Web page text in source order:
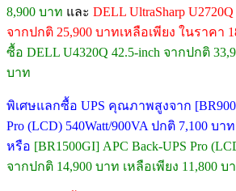
8,900 บาท และ DELL UltraSharp
จากปกติ 25,900 บาทเหลือเพียง ในราคา
ซื้อ DELL U4320Q 42.5-inch จากปกติ
บาท
พิเศษแลกซื้อ UPS คุณภาพสูงจาก
Pro (LCD) 540Watt/900VA ปกติ 7,100 บา
หรือ [BR1500GI] APC Back-UPS Pro
จากปกติ 14,900 บาท เหลือเพียง 11,800 บ